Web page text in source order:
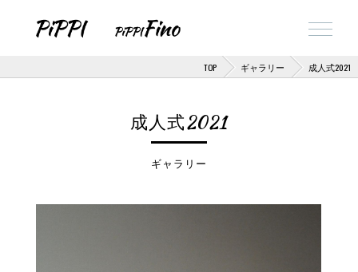
TOP ギャラリー 成人式2021
ギャラリー
成人式2021